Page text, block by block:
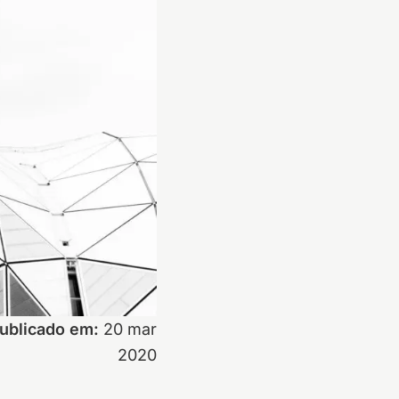
em: 20 mar
2020